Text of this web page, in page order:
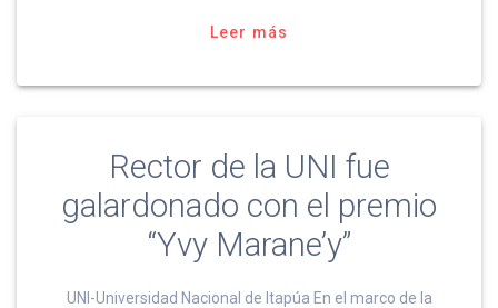
Leer más
Rector de la UNI fue
galardonado con el premio
“Yvy Marane’y”
UNI-Universidad Nacional de Itapúa En el marco de la